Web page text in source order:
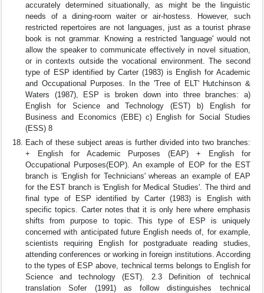
accurately determined situationally, as might be the linguistic
needs of a dining-room waiter or air-hostess. However, such
restricted repertoires are not languages, just as a tourist phrase
book is not grammar. Knowing a restricted 'language' would not
allow the speaker to communicate effectively in novel situation,
or in contexts outside the vocational environment. The second
type of ESP identified by Carter (1983) is English for Academic
and Occupational Purposes. In the 'Tree of ELT' Hutchinson &
Waters (1987), ESP is broken down into three branches: a)
English for Science and Technology (EST) b) English for
Business and Economics (EBE) c) English for Social Studies
(ESS) 8
Each of these subject areas is further divided into two branches:
+ English for Academic Purposes (EAP) + English for
Occupational Purposes(EOP). An example of EOP for the EST
branch is 'English for Technicians' whereas an example of EAP
for the EST branch is 'English for Medical Studies'. The third and
final type of ESP identified by Carter (1983) is English with
specific topics. Carter notes that it is only here where emphasis
shifts from purpose to topic. This type of ESP is uniquely
concerned with anticipated future English needs of, for example,
scientists requiring English for postgraduate reading studies,
attending conferences or working in foreign institutions. According
to the types of ESP above, technical terms belongs to English for
Science and technology (EST). 2.3 Definition of technical
translation Sofer (1991) as follow distinguishes technical